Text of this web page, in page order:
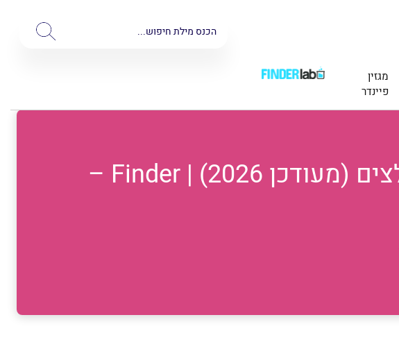
מגזין
פיינדר
טוסטר קופץ (מצנם): סקירת 5 טוסטרים מומלצים (מעודכן 2026) | Finder –